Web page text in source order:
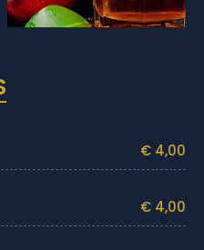
€ 4,00
€ 4,00